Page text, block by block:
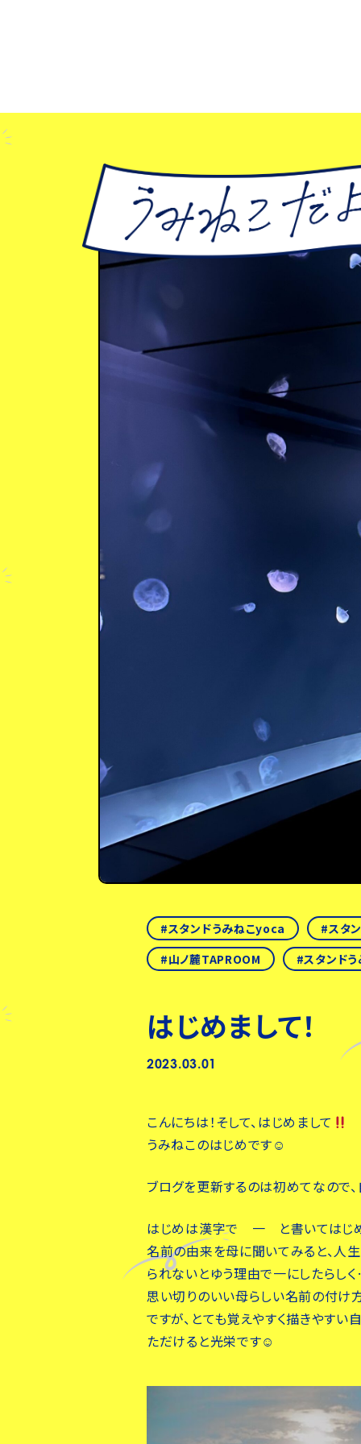
スタンドうみねこyoca
スタ
山ノ麓TAPROOM
スタンド
はじめまして！
2023.03.01
こんにちは！そして、はじめまして
うみねこのはじめです☺︎
ブログを更新するのは初めてなので
はじめは漢字で 一 と書いてはじ
名前の由来を母に聞いてみると、人
られないとゆう理由で一にしたらし
思い切りのいい母らしい名前の付け
ですが、とても覚えやすく描きやす
ただけると光栄です☺︎